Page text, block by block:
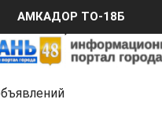
АМКАДОР ТО-18Б